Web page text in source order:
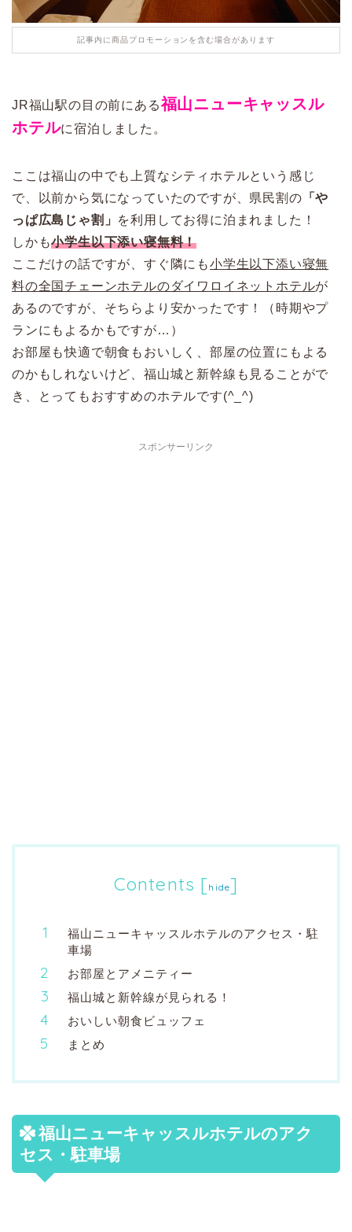
記事内に商品プロモーションを含む場合があります
JR福山駅の目の前にある福山ニューキャッスル
ホテルに宿泊しました。
ここは福山の中でも上質なシティホテルという感じ
で、以前から気になっていたのですが、県民割の 「や
っぱ広島じゃ割」 を利用してお得に泊まれました！
しかも小学生以下添い寝無料！
ここだけの話ですが、すぐ隣にも小学生以下添い寝無
料の全国チェーンホテルのダイワロイネットホテルが
あるのですが、そちらより安かったです！（時期やプ
ランにもよるかもですが…）
お部屋も快適で朝食もおいしく、部屋の位置にもよる
のかもしれないけど、福山城と新幹線も見ることがで
き、とってもおすすめのホテルです(^_^)
スポンサーリンク
Contents [hide]
福山ニューキャッスルホテルのアクセス・駐
車場
お部屋とアメニティー
福山城と新幹線が見られる！
おいしい朝食ビュッフェ
まとめ
福山ニューキャッスルホテルのアク
セス・駐車場